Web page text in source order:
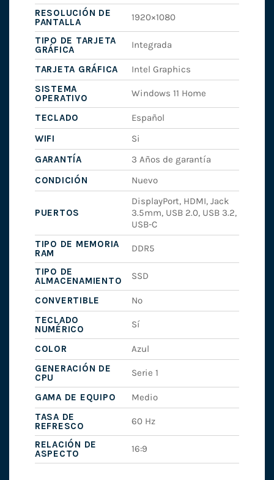
RESOLUCIÓN DE
PANTALLA
1920×1080
TIPO DE TARJETA
GRÁFICA
Integrada
TARJETA GRÁFICA
Intel Graphics
SISTEMA
OPERATIVO
Windows 11 Home
TECLADO
Español
WIFI
Si
GARANTÍA
3 Años de garantía
CONDICIÓN
Nuevo
PUERTOS
DisplayPort, HDMI, Jack
3.5mm, USB 2.0, USB 3.2,
USB-C
TIPO DE MEMORIA
RAM
DDR5
TIPO DE
ALMACENAMIENTO
SSD
CONVERTIBLE
No
TECLADO
NUMÉRICO
Sí
COLOR
Azul
GENERACIÓN DE
CPU
Serie 1
GAMA DE EQUIPO
Medio
TASA DE
REFRESCO
60 Hz
RELACIÓN DE
ASPECTO
16:9